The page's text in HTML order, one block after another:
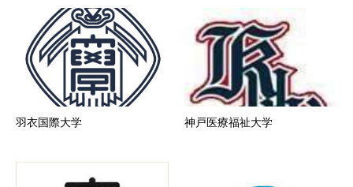
羽衣国際大学 神戸医療福祉大学